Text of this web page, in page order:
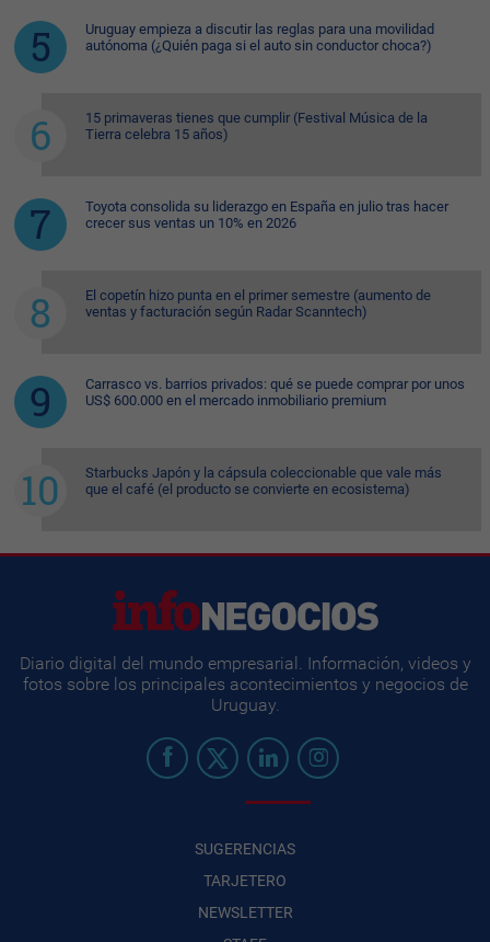
Uruguay empieza a discutir las reglas para una movilidad
autónoma (¿Quién paga si el auto sin conductor choca?)
15 primaveras tienes que cumplir (Festival Música de la
Tierra celebra 15 años)
Toyota consolida su liderazgo en España en julio tras hacer
crecer sus ventas un 10% en 2026
El copetín hizo punta en el primer semestre (aumento de
ventas y facturación según Radar Scanntech)
Carrasco vs. barrios privados: qué se puede comprar por unos
US$ 600.000 en el mercado inmobiliario premium
Starbucks Japón y la cápsula coleccionable que vale más
que el café (el producto se convierte en ecosistema)
Diario digital del mundo empresarial. Información, videos y
fotos sobre los principales acontecimientos y negocios de
Uruguay.
SUGERENCIAS
TARJETERO
NEWSLETTER